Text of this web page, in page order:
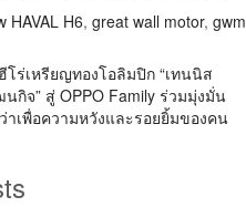
HAVAL H6, great wall motor, gwm
ร่เหรียญทองโอลิมปิก “เทนนิส
จ” สู่ OPPO Family ร่วมมุ่งมั่น
เพื่อความหวังและรอยยิ้มของคน